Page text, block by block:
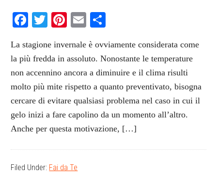
Facebook
TwitterPinterest
Email
La stagione invernale è ovviamente considerata come
la più fredda in assoluto. Nonostante le temperature
non accennino ancora a diminuire e il clima risulti
molto più mite rispetto a quanto preventivato, bisogna
cercare di evitare qualsiasi problema nel caso in cui il
gelo inizi a fare capolino da un momento all’altro.
Anche per questa motivazione, […]
Filed Under: Fai da Te